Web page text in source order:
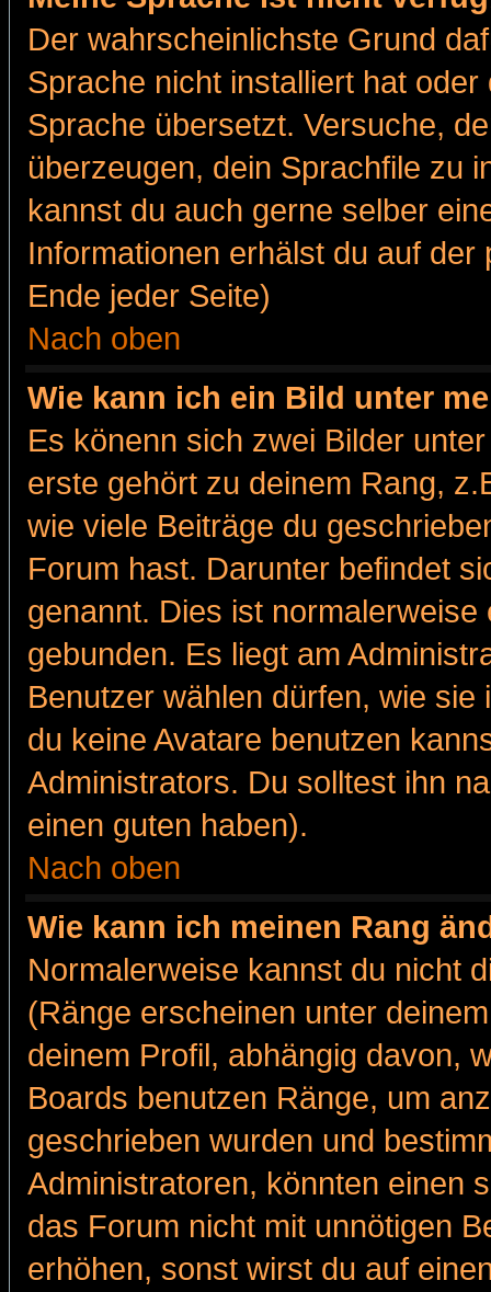
Der wahrscheinlichste Grund
Sprache nicht installiert hat
Sprache übersetzt. Versuche,
überzeugen, dein Sprachfile zu
kannst du auch gerne selber
Informationen erhälst du auf
Ende jeder Seite)
Nach oben
Wie kann ich ein Bild unter
Es könenn sich zwei Bilder
erste gehört zu deinem Rang,
wie viele Beiträge du
Forum hast. Darunter befindet
genannt. Dies ist
gebunden. Es liegt am
Benutzer wählen dürfen, wie
du keine Avatare benutzen
Administrators. Du solltest ihn
einen guten haben).
Nach oben
Wie kann ich meinen Rang
Normalerweise kannst du nicht
(Ränge erscheinen unter
deinem Profil, abhängig davon,
Boards benutzen Ränge, um
geschrieben wurden und
Administratoren, könnten einen
das Forum nicht mit unnötigen
erhöhen, sonst wirst du auf